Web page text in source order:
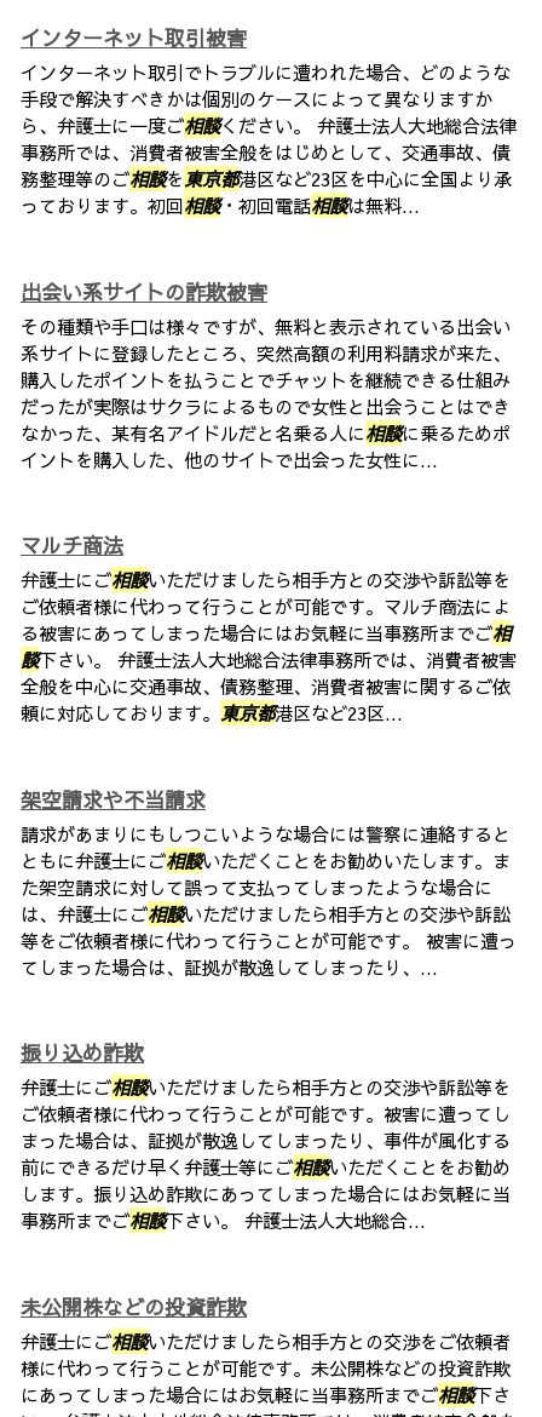
インターネット取引被害
インターネット取引でトラブルに遭われた場合、どのような
手段で解決すべきかは個別のケースによって異なりますか
ら、弁護士に一度ご相談ください。 弁護士法人大地総合法律
事務所では、消費者被害全般をはじめとして、交通事故、債
務整理等のご相談を東京都港区など23区を中心に全国より承
っております。初回相談・初回電話相談は無料...
出会い系サイトの詐欺被害
その種類や手口は様々ですが、無料と表示されている出会い
系サイトに登録したところ、突然高額の利用料請求が来た、
購入したポイントを払うことでチャットを継続できる仕組み
だったが実際はサクラによるもので女性と出会うことはでき
なかった、某有名アイドルだと名乗る人に相談に乗るためポ
イントを購入した、他のサイトで出会った女性に...
マルチ商法
弁護士にご相談いただけましたら相手方との交渉や訴訟等を
ご依頼者様に代わって行うことが可能です。マルチ商法によ
る被害にあってしまった場合にはお気軽に当事務所までご相
談下さい。 弁護士法人大地総合法律事務所では、消費者被害
全般を中心に交通事故、債務整理、消費者被害に関するご依
頼に対応しております。 東京都港区など23区...
架空請求や不当請求
請求があまりにもしつこいような場合には警察に連絡すると
ともに弁護士にご相談いただくことをお勧めいたします。ま
た架空請求に対して誤って支払ってしまったような場合に
は、弁護士にご相談いただけましたら相手方との交渉や訴訟
等をご依頼者様に代わって行うことが可能です。 被害に遭っ
てしまった場合は、証拠が散逸してしまったり、...
振り込め詐欺
弁護士にご相談いただけましたら相手方との交渉や訴訟等を
ご依頼者様に代わって行うことが可能です。被害に遭ってし
まった場合は、証拠が散逸してしまったり、事件が風化する
前にできるだけ早く弁護士等にご相談いただくことをお勧め
します。振り込め詐欺にあってしまった場合にはお気軽に当
事務所までご相談下さい。 弁護士法人大地総合...
未公開株などの投資詐欺
弁護士にご相談いただけましたら相手方との交渉をご依頼者
様に代わって行うことが可能です。未公開株などの投資詐欺
にあってしまった場合にはお気軽に当事務所までご相談下さ